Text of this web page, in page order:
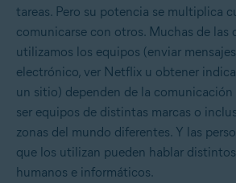
tareas. Pero su potencia se multiplica
comunicarse con otros. Muchas de las
utilizamos los equipos (enviar
electrónico, ver Netflix u obtener
un sitio) dependen de la comunicación
ser equipos de distintas marcas o
zonas del mundo diferentes. Y las
que los utilizan pueden hablar
humanos e informáticos.